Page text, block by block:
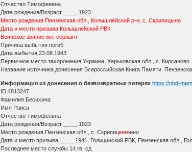
Отчество Тимофеевна
Дата рождения/Возраст __.__.1923
Место рождения Пензенская обл., Колышлейский р-н, с. Скрипицыно
Дата и место призыва Колышлейский РВК
Воинское звание мл. сержант
Причина выбытия погиб
Дата выбытия 23.08.1943
Первичное место захоронения Украина, Харьковская обл., с. Кирсаново
Название источника донесения Всероссийская Книга Памяти.
Информация из донесения о безвозвратных потерях https://obd-
ID 4813247
Фамилия Бесихина
Имя Раиса
Отчество Тимофеевна
Дата рождения/Возраст __.__.1923
Место рождения Пензенская обл., с. Скрипицкогоино
Дата и место призыва __.__.1941,Голицинский РВК , Пензенская обл.,
Последнее место службы 14 гв. сд